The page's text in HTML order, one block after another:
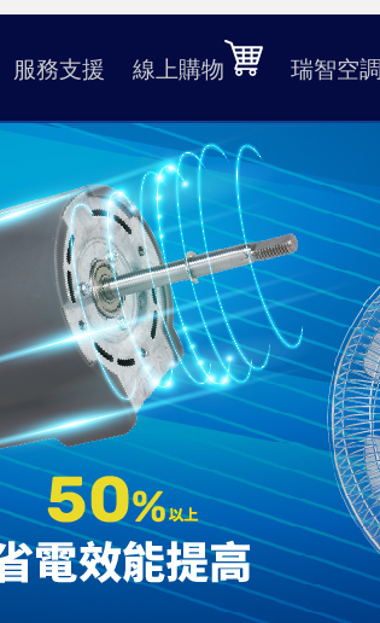
服務支援 線上購物 瑞智空調